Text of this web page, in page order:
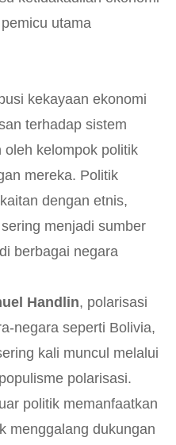
utama
kekayaan ekonomi
terhadap sistem
oleh kelompok politik
mereka. Politik
dengan etnis,
menjadi sumber
berbagai negara
Handlin, polarisasi
negara seperti Bolivia,
kali muncul melalui
polarisasi.
politik memanfaatkan
menggalang dukungan